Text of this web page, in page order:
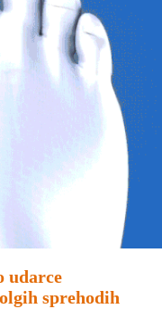
udarce
sprehodih